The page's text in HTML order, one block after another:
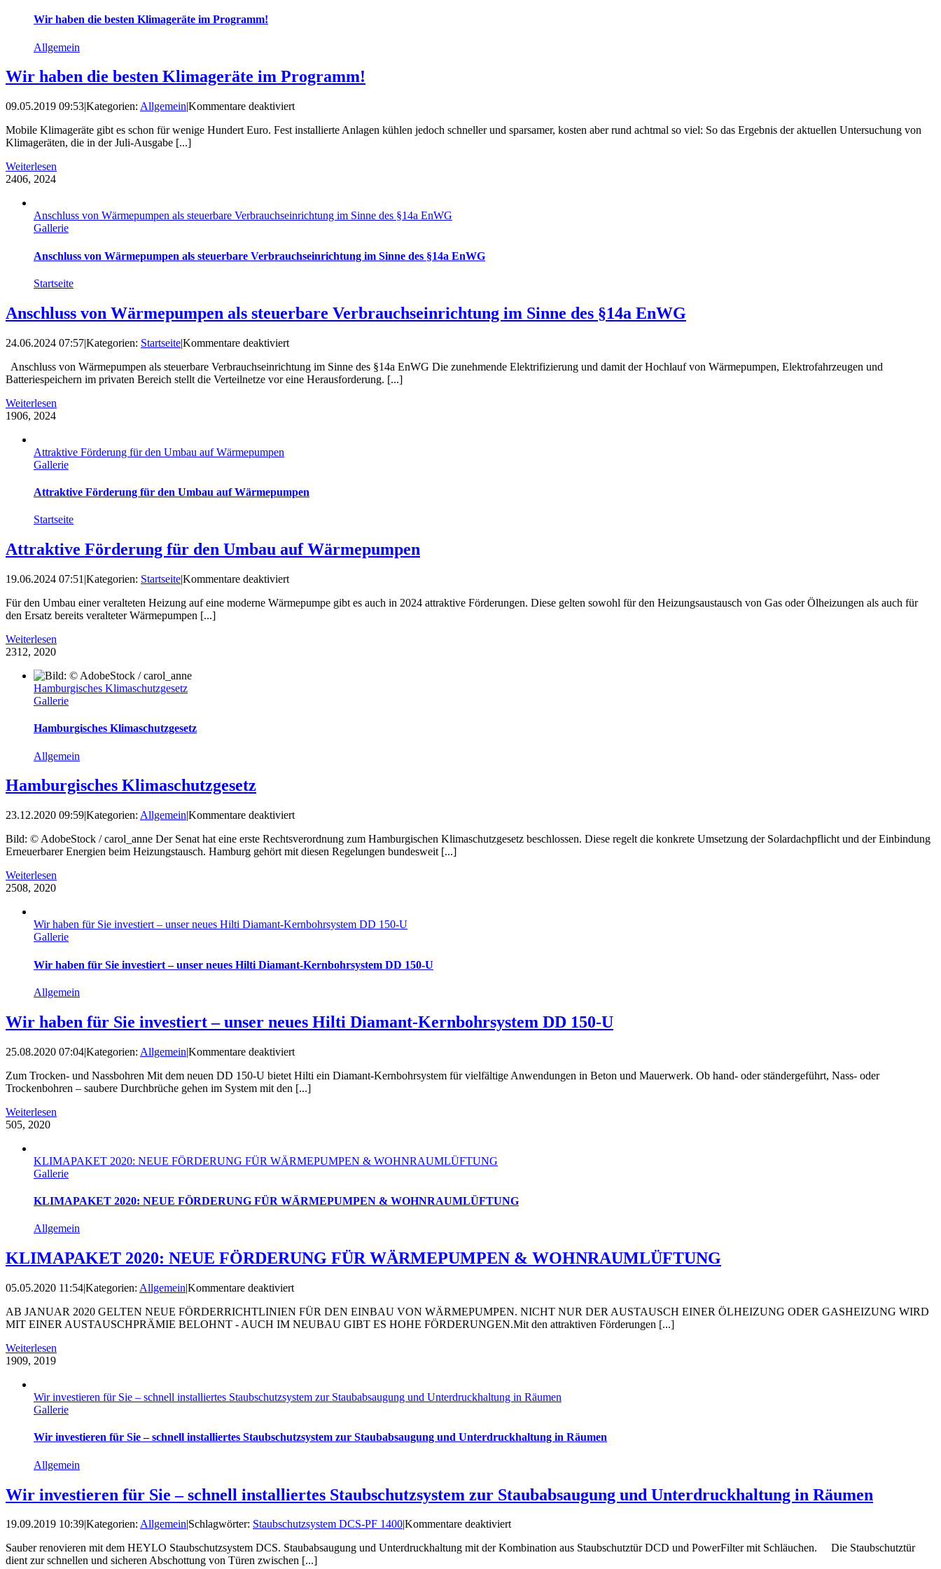
Wir haben die besten Klimageräte im Programm!
Allgemein
Wir haben die besten Klimageräte im Programm!
09.05.2019 09:53|Kategorien: Allgemein|Kommentare deaktiviertfür
haben
Mobile Klimageräte gibt es schon für wenige Hundert Euro. Fest installierte Anlagen kühlen jedoch schneller und sparsamer, kosten aber rund achtmal so viel: So das Ergebnis der aktuellen Untersuchung von
Klimageräten, die in der Juli-Ausgabe [...]
Weiterlesen
2406, 2024
Anschluss von Wärmepumpen als steuerbare Verbrauchseinrichtung im Sinne des §14a EnWG
Gallerie
Anschluss von Wärmepumpen als steuerbare Verbrauchseinrichtung im Sinne des §14a EnWG
Startseite
Anschluss von Wärmepumpen als steuerbare Verbrauchseinrichtung im Sinne des §14a EnWG
24.06.2024 07:57|Kategorien: Startseite|Kommentare deaktiviertfür
von
Wärmepumpen
Anschluss von Wärmepumpen als steuerbare Verbrauchseinrichtung im Sinne des §14a EnWG Die zunehmende Elektrifizierung und damit der Hochlauf von Wärmepumpen, Elektrofahrzeugen und
Batteriespeichern im privaten Bereich stellt die Verteilnetze vor eine Herausforderung. [...]
Weiterlesen
1906, 2024
Attraktive Förderung für den Umbau auf Wärmepumpen
Gallerie
Attraktive Förderung für den Umbau auf Wärmepumpen
Startseite
Attraktive Förderung für den Umbau auf Wärmepumpen
19.06.2024 07:51 |Kategorien: Startseite|Kommentare deaktiviertfür
Förderung
Für den Umbau einer veralteten Heizung auf eine moderne Wärmepumpe gibt es auch in 2024 attraktive Förderungen. Diese gelten sowohl für den Heizungsaustausch von Gas oder Ölheizungen als auch für
den Ersatz bereits veralteter Wärmepumpen [...]
Weiterlesen
2312, 2020
Hamburgisches Klimaschutzgesetz
Gallerie
Hamburgisches Klimaschutzgesetz
Allgemein
Hamburgisches Klimaschutzgesetz
23.12.2020 09:59|Kategorien: Allgemein|Kommentare deaktiviertfür
Klimaschutzgesetz
Bild: © AdobeStock / carol_anne Der Senat hat eine erste Rechtsverordnung zum Hamburgischen Klimaschutzgesetz beschlossen. Diese regelt die konkrete Umsetzung der Solardachpflicht und der Einbindung
Erneuerbarer Energien beim Heizungstausch. Hamburg gehört mit diesen Regelungen bundesweit [...]
Weiterlesen
2508, 2020
Wir haben für Sie investiert – unser neues Hilti Diamant-Kernbohrsystem DD 150-U
Gallerie
Wir haben für Sie investiert – unser neues Hilti Diamant-Kernbohrsystem DD 150-U
Allgemein
Wir haben für Sie investiert – unser neues Hilti Diamant-Kernbohrsystem DD 150-U
25.08.2020 07:04|Kategorien: Allgemein|Kommentare deaktiviertfür
haben
für
Hilti
DD
Zum Trocken- und Nassbohren Mit dem neuen DD 150-U bietet Hilti ein Diamant-Kernbohrsystem für vielfältige Anwendungen in Beton und Mauerwerk. Ob hand- oder ständergeführt, Nass- oder
Trockenbohren – saubere Durchbrüche gehen im System mit den [...]
Weiterlesen
505, 2020
KLIMAPAKET 2020: NEUE FÖRDERUNG FÜR WÄRMEPUMPEN & WOHNRAUMLÜFTUNG
Gallerie
KLIMAPAKET 2020: NEUE FÖRDERUNG FÜR WÄRMEPUMPEN & WOHNRAUMLÜFTUNG
Allgemein
KLIMAPAKET 2020: NEUE FÖRDERUNG FÜR WÄRMEPUMPEN & WOHNRAUMLÜFTUNG
05.05.2020 11:54|Kategorien: Allgemein|Kommentare deaktiviertfür
2020:
NEUE
AB JANUAR 2020 GELTEN NEUE FÖRDERRICHTLINIEN FÜR DEN EINBAU VON WÄRMEPUMPEN. NICHT NUR DER AUSTAUSCH EINER ÖLHEIZUNG ODER GASHEIZUNG WIRD
MIT EINER AUSTAUSCHPRÄMIE BELOHNT - AUCH IM NEUBAU GIBT ES HOHE FÖRDERUNGEN.Mit den attraktiven Förderungen [...]
Weiterlesen
1909, 2019
Wir investieren für Sie – schnell installiertes Staubschutzsystem zur Staubabsaugung und Unterdruckhaltung in Räumen
Gallerie
Wir investieren für Sie – schnell installiertes Staubschutzsystem zur Staubabsaugung und Unterdruckhaltung in Räumen
Allgemein
Wir investieren für Sie – schnell installiertes Staubschutzsystem zur Staubabsaugung und Unterdruckhaltung in Räumen
19.09.2019 10:39|Kategorien: Allgemein|Schlagwörter: Staubschutzsystem DCS-PF 1400|Kommentare deaktiviertfür
investieren
Sauber renovieren mit dem HEYLO Staubschutzsystem DCS. Staubabsaugung und Unterdruckhaltung mit der Kombination aus Staubschutztür DCD und PowerFilter mit Schläuchen. Die Staubschutztür
dient zur schnellen und sicheren Abschottung von Türen zwischen [...]